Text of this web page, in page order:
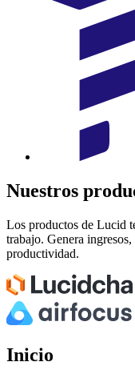
Nuestros
Los productos de Lucid
trabajo. Genera
productividad.
Inicio